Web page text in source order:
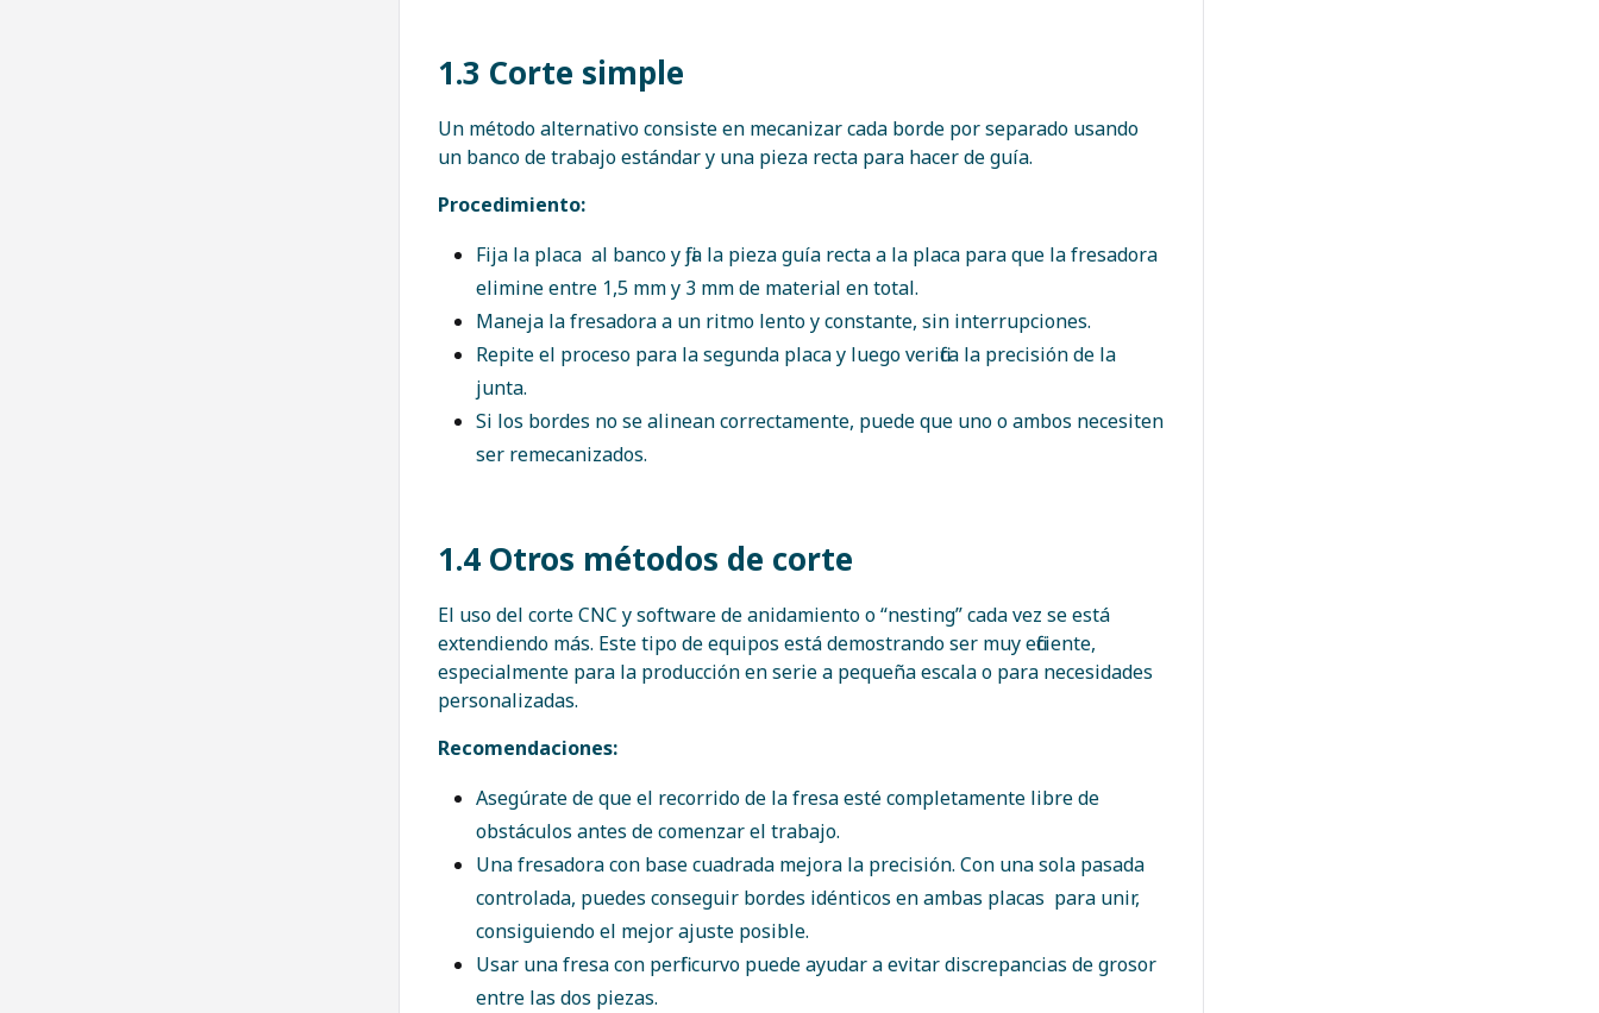
1.3 Corte simple
Un método alternativo consiste en mecanizar cada borde por separado usando
un banco de trabajo estándar y una pieza recta para hacer de guía.
Procedimiento:
Fija la placa al banco y fija la pieza guía recta a la placa para que la fresadora
elimine entre 1,5 mm y 3 mm de material en total.
Maneja la fresadora a un ritmo lento y constante, sin interrupciones.
Repite el proceso para la segunda placa y luego verifica la precisión de la
junta.
Si los bordes no se alinean correctamente, puede que uno o ambos necesiten
ser remecanizados.
1.4 Otros métodos de corte
El uso del corte CNC y software de anidamiento o “nesting” cada vez se está
extendiendo más. Este tipo de equipos está demostrando ser muy eficiente,
especialmente para la producción en serie a pequeña escala o para necesidades
personalizadas.
Recomendaciones:
Asegúrate de que el recorrido de la fresa esté completamente libre de
obstáculos antes de comenzar el trabajo.
Una fresadora con base cuadrada mejora la precisión. Con una sola pasada
controlada, puedes conseguir bordes idénticos en ambas placas para unir,
consiguiendo el mejor ajuste posible.
Usar una fresa con perfil curvo puede ayudar a evitar discrepancias de grosor
entre las dos piezas.